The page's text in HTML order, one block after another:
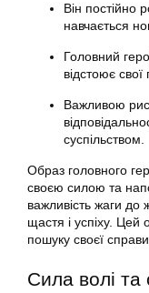
Він постійно
навчається
Головний
відстоює
Важливою
суспільством.
Образ головного
своєю силою та
важливість жаги до
щастя і успіху. Цей
пошуку своєї
Сила волі та